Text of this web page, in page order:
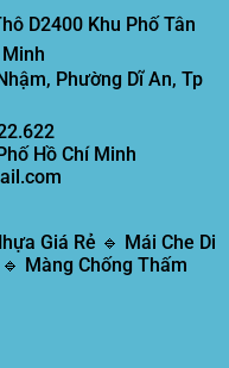
D2400 Khu Phố Tân
Phường Dĩ An, Tp
Hồ Chí Minh
Giá Rẻ 🔹 Mái Che Di
Màng Chống Thấm